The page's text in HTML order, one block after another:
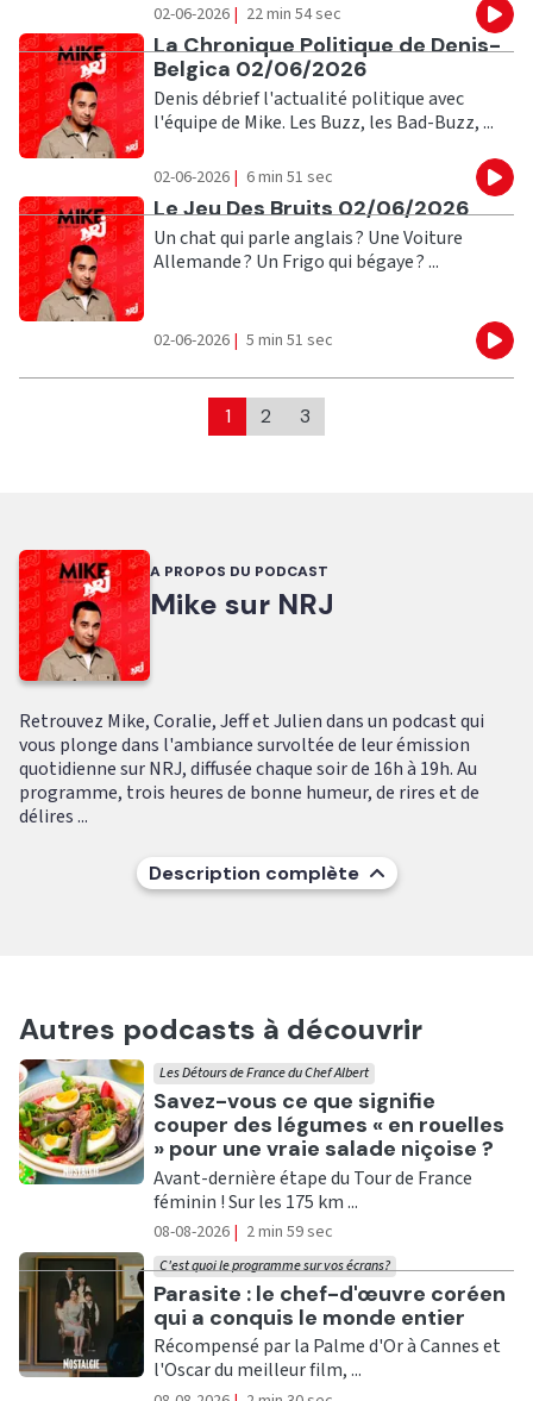
02-06-2026 | 22 min 54 sec
Ecouter
La Chronique Politique de Denis-
Belgica 02/06/2026
Denis débrief l'actualité politique avec
l'équipe de Mike. Les Buzz, les Bad-Buzz, ...
02-06-2026 | 6 min 51 sec
Ecouter
Le Jeu Des Bruits 02/06/2026
Un chat qui parle anglais ? Une Voiture
Allemande ? Un Frigo qui bégaye ? ...
02-06-2026 | 5 min 51 sec
1 2 3
A PROPOS DU PODCAST
Mike sur NRJ
Retrouvez Mike, Coralie, Jeff et Julien dans un podcast qui
vous plonge dans l'ambiance survoltée de leur émission
quotidienne sur NRJ, diffusée chaque soir de 16h à 19h. Au
programme, trois heures de bonne humeur, de rires et de
délires ...
Description complète
Autres podcasts à découvrir
Ecouter
Savez-vous ce que signifie
couper des légumes « en rouelles
» pour une vraie salade niçoise ?
Les Détours de France du Chef Albert
Avant-dernière étape du Tour de France
féminin ! Sur les 175 km ...
08-08-2026 | 2 min 59 sec
Ecouter
Parasite : le chef-d'œuvre coréen
qui a conquis le monde entier
C'est quoi le programme sur vos écrans?
Récompensé par la Palme d'Or à Cannes et
l'Oscar du meilleur film, ...